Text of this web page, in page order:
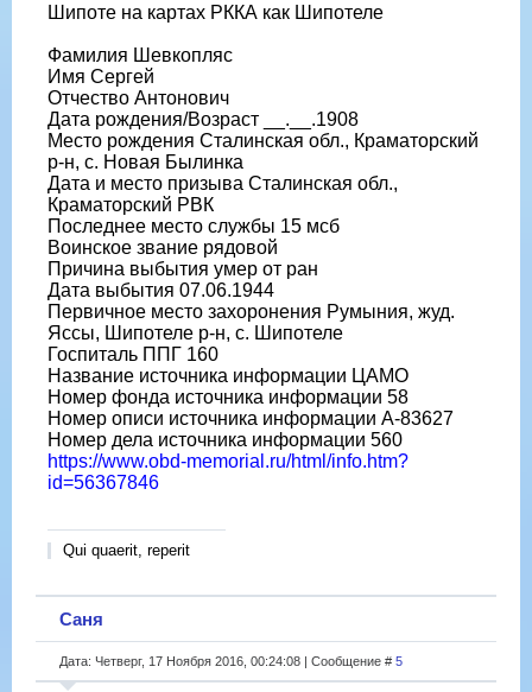
Шипоте на картах РККА как Шипотеле
Фамилия Шевкопляс
Имя Сергей
Отчество Антонович
Дата рождения/Возраст __.__.1908
Место рождения Сталинская обл., Краматорский
р-н, с. Новая Былинка
Дата и место призыва Сталинская обл.,
Краматорский РВК
Последнее место службы 15 мсб
Воинское звание рядовой
Причина выбытия умер от ран
Дата выбытия 07.06.1944
Первичное место захоронения Румыния, жуд.
Яссы, Шипотеле р-н, с. Шипотеле
Госпиталь ППГ 160
Название источника информации ЦАМО
Номер фонда источника информации 58
Номер описи источника информации А-83627
Номер дела источника информации 560
https://www.obd-memorial.ru/html/info.htm?
id=56367846
Qui quaerit, reperit
Саня
Дата: Четверг, 17 Ноября 2016, 00:24:08 | Сообщение # 5